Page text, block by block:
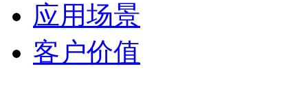
应用场景
客户价值